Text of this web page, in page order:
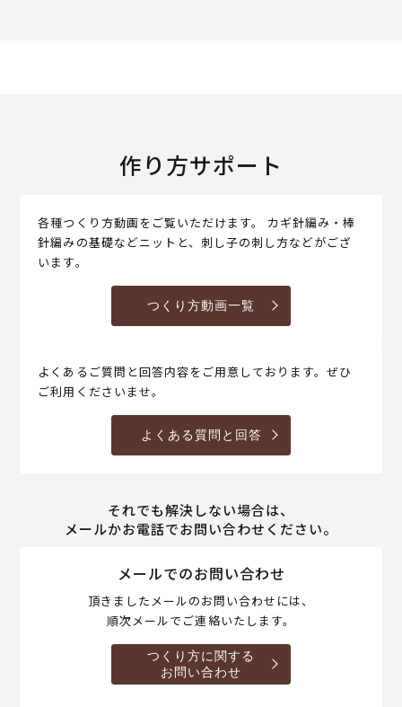
作り方サポート
各種つくり方動画をご覧いただけます。 カギ針編み・棒
針編みの基礎などニットと、刺し子の刺し方などがござ
います。
つくり方動画一覧
よくあるご質問と回答内容をご用意しております。ぜひ
ご利用くださいませ。
よくある質問と回答
それでも解決しない場合は、
メールかお電話でお問い合わせください。
メールでのお問い合わせ
頂きましたメールのお問い合わせには、
順次メールでご連絡いたします。
つくり方に関する
お問い合わせ